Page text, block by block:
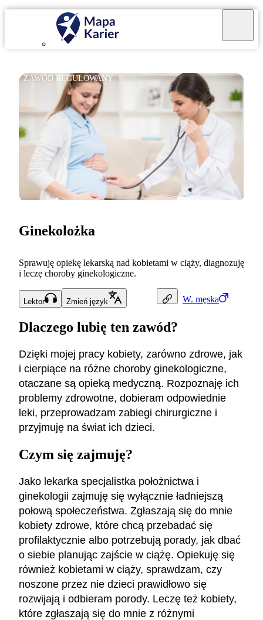
ZAWÓD REGULOWANY
W. męska
Ginekolożka
Sprawuję opiekę lekarską nad kobietami w ciąży, diagnozuję
i leczę choroby ginekologiczne.
Lektor Zmień język
Dlaczego lubię ten zawód?
Dzięki mojej pracy kobiety, zarówno zdrowe, jak
i cierpiące na różne choroby ginekologiczne,
otaczane są opieką medyczną. Rozpoznaję ich
problemy zdrowotne, dobieram odpowiednie
leki, przeprowadzam zabiegi chirurgiczne i
przyjmuję na świat ich dzieci.
Czym się zajmuję?
Jako lekarka specjalistka położnictwa i
ginekologii zajmuję się wyłącznie ładniejszą
połową społeczeństwa. Zgłaszają się do mnie
kobiety zdrowe, które chcą przebadać się
profilaktycznie albo potrzebują porady, jak dbać
o siebie planując zajście w ciążę. Opiekuję się
również kobietami w ciąży, sprawdzam, czy
noszone przez nie dzieci prawidłowo się
rozwijają i odbieram porody. Leczę też kobiety,
które zgłaszają się do mnie z różnymi